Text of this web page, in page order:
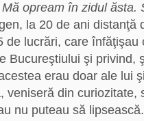
opream în zidul ăsta.
la 20 de ani distanţă
de lucrări, care înfăţişau
Bucureştiului şi privind,
erau doar ale lui
veniseră din curiozitate,
nu puteau să